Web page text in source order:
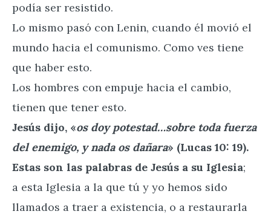
podía ser resistido.
Lo mismo pasó con Lenin, cuando él movió el
mundo hacia el comunismo. Como ves tiene
que haber esto.
Los hombres con empuje hacia el cambio,
tienen que tener esto.
Jesús dijo, «os doy potestad…sobre toda fuerza
del enemigo, y nada os dañara» (Lucas 10: 19).
Estas son las palabras de Jesús a su Iglesia;
a esta Iglesia a la que tú y yo hemos sido
llamados a traer a existencia, o a restaurarla